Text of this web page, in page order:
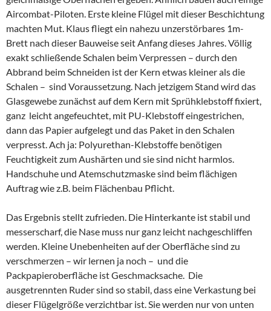
Aircombat-Piloten. Erste kleine Flügel mit dieser Beschichtung
machten Mut. Klaus fliegt ein nahezu unzerstörbares 1m-
Brett nach dieser Bauweise seit Anfang dieses Jahres. Völlig
exakt schließende Schalen beim Verpressen – durch den
Abbrand beim Schneiden ist der Kern etwas kleiner als die
Schalen – sind Voraussetzung. Nach jetzigem Stand wird das
Glasgewebe zunächst auf dem Kern mit Sprühklebstoff fixiert,
ganz leicht angefeuchtet, mit PU-Klebstoff eingestrichen,
dann das Papier aufgelegt und das Paket in den Schalen
verpresst. Ach ja: Polyurethan-Klebstoffe benötigen
Feuchtigkeit zum Aushärten und sie sind nicht harmlos.
Handschuhe und Atemschutzmaske sind beim flächigen
Auftrag wie z.B. beim Flächenbau Pflicht.
Das Ergebnis stellt zufrieden. Die Hinterkante ist stabil und
messerscharf, die Nase muss nur ganz leicht nachgeschliffen
werden. Kleine Unebenheiten auf der Oberfläche sind zu
verschmerzen – wir lernen ja noch – und die
Packpapieroberfläche ist Geschmacksache. Die
ausgetrennten Ruder sind so stabil, dass eine Verkastung bei
dieser Flügelgröße verzichtbar ist. Sie werden nur von unten